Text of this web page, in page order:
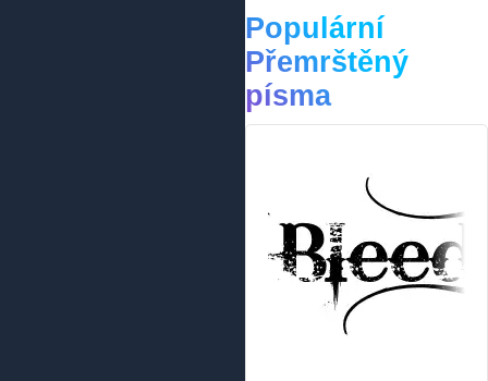
Populární
Přemrštěný
písma